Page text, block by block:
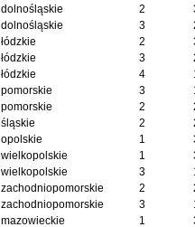
dolnośląskie 2
dolnośląskie 3
łódzkie 2
łódzkie 3
łódzkie 4
pomorskie 3
pomorskie 2
śląskie 2
opolskie 1
wielkopolskie 1
wielkopolskie 3
zachodniopomorskie 2
zachodniopomorskie 3
mazowieckie 1